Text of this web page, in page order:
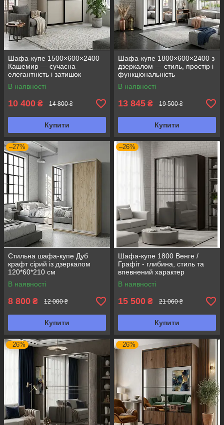
Шафа-купе 1500×600×2400
Кашемир — сучасна
елегантність і затишок
В наявності
10 400 ₴ 14 800 ₴
Купити
Шафа-купе 1800×600×2400 з
дзеркалом — стиль, простір і
функціональність
В наявності
13 845 ₴ 19 500 ₴
Купити
–27%
Стильна шафа-купе Дуб
крафт сірий із дзеркалом
120*60*210 см
В наявності
8 800 ₴ 12 000 ₴
Купити
–26%
Шафа-купе 1800 Венге /
Графіт - глибина, стиль та
впевнений характер
В наявності
15 500 ₴ 21 060 ₴
Купити
–26% –26%